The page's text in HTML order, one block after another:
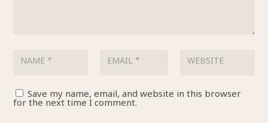
Save my name, email, and website in this browser
for the next time I comment.